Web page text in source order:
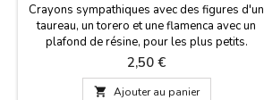
Crayons sympathiques avec des figures d'un
taureau, un torero et une flamenca avec un
plafond de résine, pour les plus petits.
Mesures: 20 x 2,5 cm
Prix
2,50 €
 Ajouter au panier